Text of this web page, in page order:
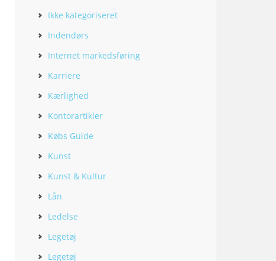
Ikke kategoriseret
Indendørs
Internet markedsføring
Karriere
Kærlighed
Kontorartikler
Købs Guide
Kunst
Kunst & Kultur
Lån
Ledelse
Legetøj
Legetøj